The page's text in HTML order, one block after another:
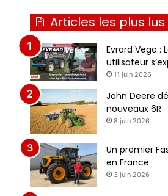
Articles les plus lus
Evrard Vega :
utilisateur
11 juin 2026
John Deere
nouveaux 6R
8 juin 2026
Un premier
en France
3 juin 2026